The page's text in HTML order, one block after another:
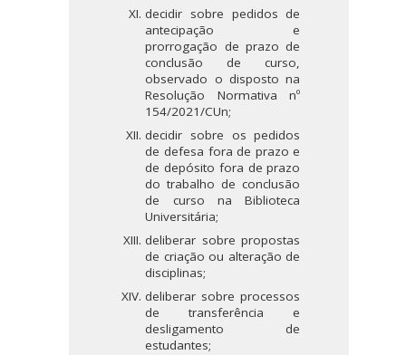
decidir sobre pedidos de
antecipação e
prorrogação de prazo de
conclusão de curso,
observado o disposto na
Resolução Normativa nº
154/2021/CUn;
decidir sobre os pedidos
de defesa fora de prazo e
de depósito fora de prazo
do trabalho de conclusão
de curso na Biblioteca
Universitária;
deliberar sobre propostas
de criação ou alteração de
disciplinas;
deliberar sobre processos
de transferência e
desligamento de
estudantes;